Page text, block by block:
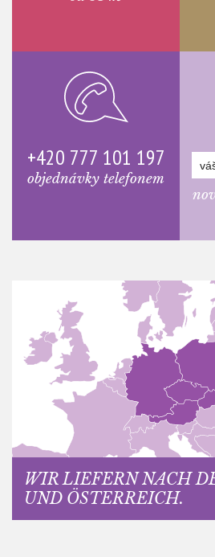
+420 777 101 197
objednávky telefonem
WIR LIEFERN NACH
UND ÖSTERREICH.